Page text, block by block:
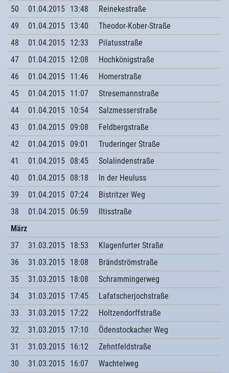
50
01.04.2015 13:48
Reinekestraße
49
01.04.2015 13:40
Theodor-Kober-Straße
48
01.04.2015 12:33
Pilatusstraße
47
01.04.2015 12:08
Hochkönigstraße
46
01.04.2015 11:46
Homerstraße
45
01.04.2015 11:07
Stresemannstraße
44
01.04.2015 10:54
Salzmesserstraße
43
01.04.2015 09:08
Feldbergstraße
42
01.04.2015 09:01
Truderinger Straße
41
01.04.2015 08:45
Solalindenstraße
40
01.04.2015 08:18
In der Heuluss
39
01.04.2015 07:24
Bistritzer Weg
38
01.04.2015 06:59
Iltisstraße
März
37
31.03.2015 18:53
Klagenfurter Straße
36
31.03.2015 18:08
Brändströmstraße
35
31.03.2015 18:08
Schrammingerweg
34
31.03.2015 17:45
Lafatscherjochstraße
33
31.03.2015 17:22
Holtzendorffstraße
32
31.03.2015 17:10
Ödenstockacher Weg
31
31.03.2015 16:12
Zehntfeldstraße
30
31.03.2015 16:07
Wachtelweg